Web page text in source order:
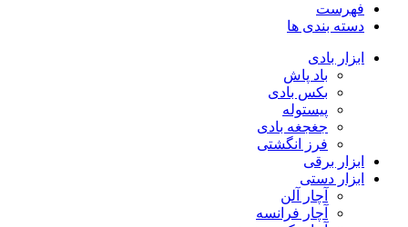
فهرست
دسته بندی ها
ابزار بادی
باد پاش
بکس بادی
پیستوله
جغجغه بادی
فرز انگشتی
ابزار برقی
ابزار دستی
آچار آلن
آچار فرانسه